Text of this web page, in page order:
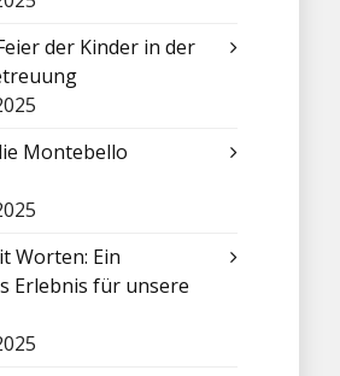
der Kinder in der
Montebello
Worten: Ein
Erlebnis für unsere